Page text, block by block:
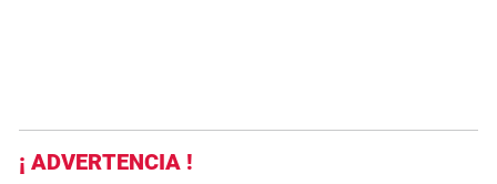
¡ ADVERTENCIA !